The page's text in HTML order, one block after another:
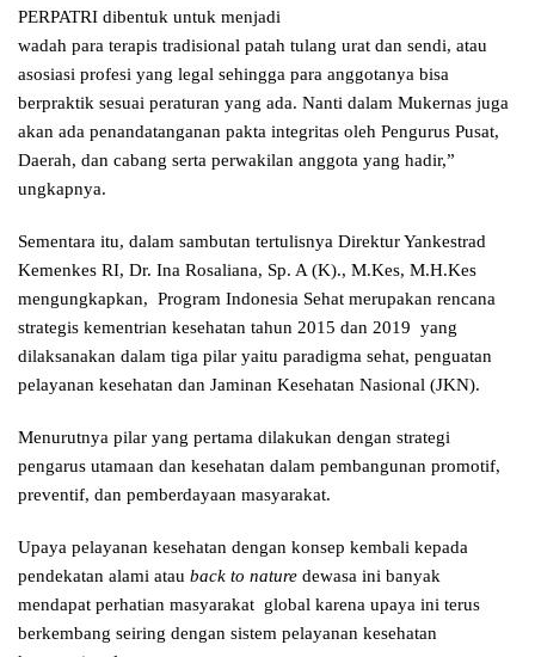
PERPATRI dibentuk untuk menjadi
wadah para terapis tradisional patah tulang urat dan sendi, atau
asosiasi profesi yang legal sehingga para anggotanya bisa
berpraktik sesuai peraturan yang ada. Nanti dalam Mukernas juga
akan ada penandatanganan pakta integritas oleh Pengurus Pusat,
Daerah, dan cabang serta perwakilan anggota yang hadir,”
ungkapnya.
Sementara itu, dalam sambutan tertulisnya Direktur Yankestrad
Kemenkes RI, Dr. Ina Rosaliana, Sp. A (K)., M.Kes, M.H.Kes
mengungkapkan, Program Indonesia Sehat merupakan rencana
strategis kementrian kesehatan tahun 2015 dan 2019 yang
dilaksanakan dalam tiga pilar yaitu paradigma sehat, penguatan
pelayanan kesehatan dan Jaminan Kesehatan Nasional (JKN).
Menurutnya pilar yang pertama dilakukan dengan strategi
pengarus utamaan dan kesehatan dalam pembangunan promotif,
preventif, dan pemberdayaan masyarakat.
Upaya pelayanan kesehatan dengan konsep kembali kepada
pendekatan alami atau back to nature dewasa ini banyak
mendapat perhatian masyarakat global karena upaya ini terus
berkembang seiring dengan sistem pelayanan kesehatan